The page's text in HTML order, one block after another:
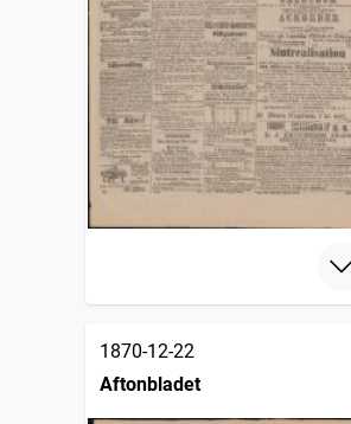
1870-12-22
Aftonbladet